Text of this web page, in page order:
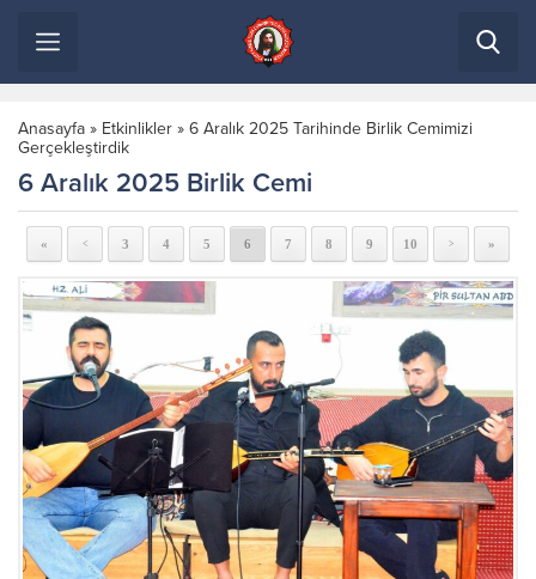
Anasayfa » Etkinlikler » 6 Aralık 2025 Tarihinde Birlik Cemimizi
Gerçekleştirdik
6 Aralık 2025 Birlik Cemi
« < 3 4 5 6 7 8 9 10 > »